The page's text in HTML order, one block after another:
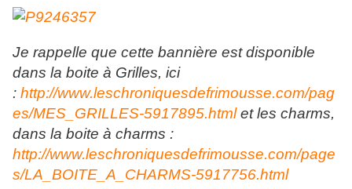
Je rappelle que cette bannière est disponible
dans la boite à Grilles, ici
: http://www.leschroniquesdefrimousse.com/pag
es/MES_GRILLES-5917895.htmlet les charms,
dans la boite à charms :
http://www.leschroniquesdefrimousse.com/page
s/LA_BOITE_A_CHARMS-5917756.html